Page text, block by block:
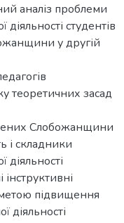
аналіз проблеми
діяльності студентів
у другій
теоретичних засад
Слобожанщини
і складники
діяльності
підвищення
діяльності